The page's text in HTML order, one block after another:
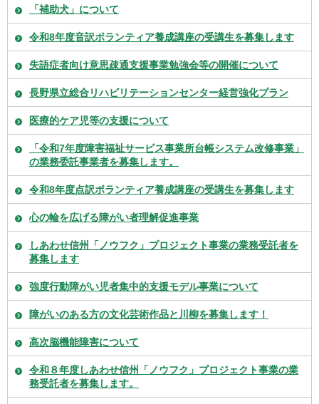
「補助犬」について
令和8年度音訳ボランティア養成講座の受講生を募集します
失語症者向け意思疎通支援事業勉強会等の開催について
長野県立総合リハビリテーションセンター経営強化プラン
医療的ケア児等の支援について
「令和7年度障害福祉サービス事業所台帳システム改修事業」
の業務委託事業者を募集します。
令和8年度点訳ボランティア養成講座の受講生を募集します
心の輪を広げる障がい者理解促進事業
しあわせ信州「ノウフク」プロジェクト事業の業務受託者を
募集します
強度行動障がい児者集中的支援モデル事業について
障がいのある方の文化芸術作品と川柳を募集します！
高次脳機能障害について
令和８年度しあわせ信州「ノウフク」プロジェクト事業の業
務受託者を募集します。